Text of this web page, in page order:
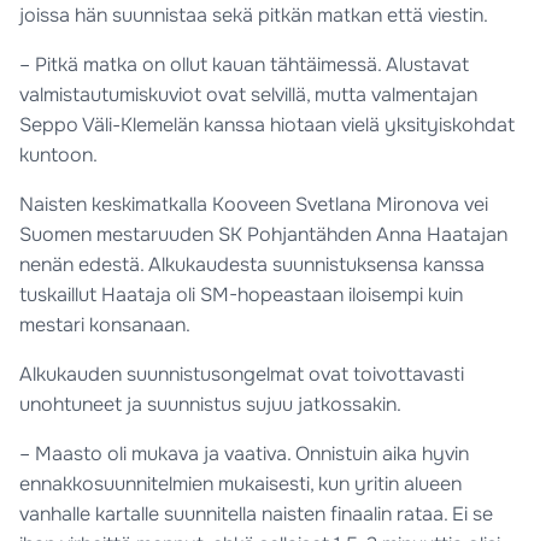
joissa hän suunnistaa sekä pitkän matkan että viestin.
– Pitkä matka on ollut kauan tähtäimessä. Alustavat
valmistautumiskuviot ovat selvillä, mutta valmentajan
Seppo Väli-Klemelän kanssa hiotaan vielä yksityiskohdat
kuntoon.
Naisten keskimatkalla Kooveen Svetlana Mironova vei
Suomen mestaruuden SK Pohjantähden Anna Haatajan
nenän edestä. Alkukaudesta suunnistuksensa kanssa
tuskaillut Haataja oli SM-hopeastaan iloisempi kuin
mestari konsanaan.
Alkukauden suunnistusongelmat ovat toivottavasti
unohtuneet ja suunnistus sujuu jatkossakin.
– Maasto oli mukava ja vaativa. Onnistuin aika hyvin
ennakkosuunnitelmien mukaisesti, kun yritin alueen
vanhalle kartalle suunnitella naisten finaalin rataa. Ei se